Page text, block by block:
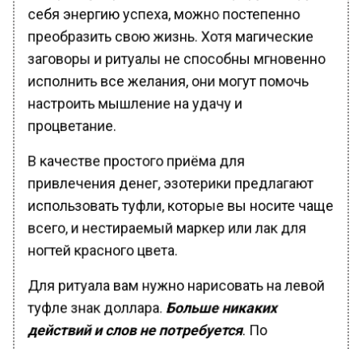
себя энергию успеха, можно постепенно
преобразить свою жизнь. Хотя магические
заговоры и ритуалы не способны мгновенно
исполнить все желания, они могут помочь
настроить мышление на удачу и
процветание.
В качестве простого приёма для
привлечения денег, эзотерики предлагают
использовать туфли, которые вы носите чаще
всего, и нестираемый маркер или лак для
ногтей красного цвета.
Для ритуала вам нужно нарисовать на левой
туфле знак доллара. Больше никаких
действий и слов не потребуется. По